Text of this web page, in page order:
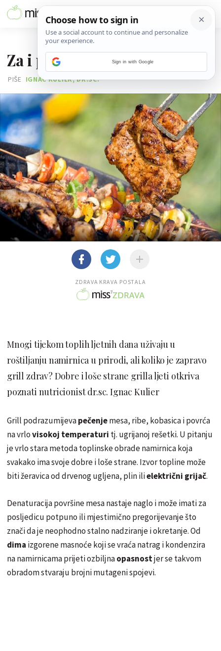
Za i protiv grilla ljeti
PIŠE IGNAC KULIER, DR.SC.
ZDRAVA KRAVA POSTALA
Mnogi tijekom toplih ljetnih dana uživaju u
roštiljanju namirnica u prirodi, ali koliko je zapravo
grill zdrav? Dobre i loše strane grilla ljeti otkriva
poznati nutricionist dr.sc. Ignac Kulier
Grill podrazumijevapečenjemesa, ribe, kobasica i povrća
na vrlovisokoj temperaturi tj. ugrijanoj rešetki. U pitanju
je vrlo stara metoda toplinske obrade namirnica koja
svakako ima svoje dobre i loše strane. Izvor topline može
biti žeravica od drvenog ugljena, plin ilielektrični grijač.
Denaturacija površine mesa nastaje naglo i može imati za
posljedicu potpuno ili mjestimično pregorijevanje što
znači da je neophodno stalno nadziranje i okretanje. Od
dima izgorene masnoće koji se vraća natrag i kondenzira
na namirnicama prijeti ozbiljnaopasnostjer se takvom
obradom stvaraju brojni mutageni spojevi.
Sign in with Google